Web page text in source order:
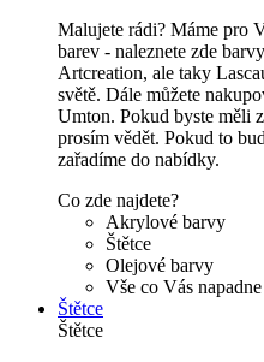
Malujete rádi? Máme pro
barev - naleznete zde
Artcreation, ale taky
světě. Dále můžete
Umton. Pokud byste měli
prosím vědět. Pokud to
zařadíme do nabídky.
Co zde najdete?
Akrylové barvy
Štětce
Olejové barvy
Vše co Vás napadne
Štětce
Štětce